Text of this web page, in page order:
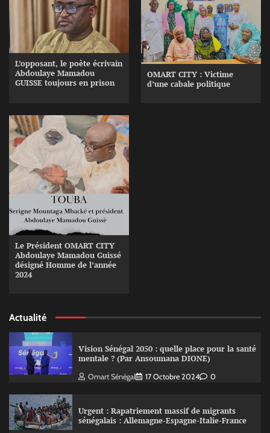
L’opposant, le poète écrivain
Abdoulaye Mamadou
GUISSE toujours en prison
OMART CITY : Victime
d’une cabale politique
Le Président OMART CITY
Abdoulaye Mamadou Guissé
désigné Homme de l’année
2024
Actualité
Vision Sénégal 2050 : quelle place pour la santé
mentale ? (Par Ansoumana DIONE)
Omart Sénégal 17 Octobre 2024 0
Urgent : Rapatriement massif de migrants
sénégalais : Allemagne-Espagne-Italie-France